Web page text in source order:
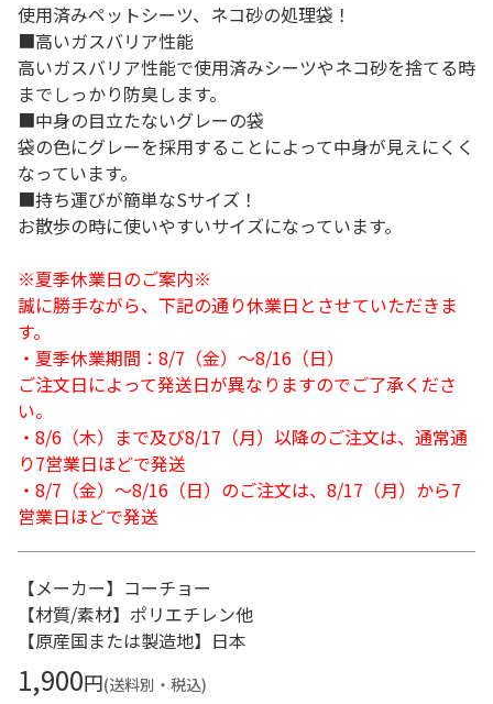
使用済みペットシーツ、ネコ砂の処理袋！
■高いガスバリア性能
高いガスバリア性能で使用済みシーツやネコ砂を捨てる時
までしっかり防臭します。
■中身の目立たないグレーの袋
袋の色にグレーを採用することによって中身が見えにくく
なっています。
■持ち運びが簡単なSサイズ！
お散歩の時に使いやすいサイズになっています。
※夏季休業日のご案内※
誠に勝手ながら、下記の通り休業日とさせていただきま
す。
・夏季休業期間：8/7（金）～8/16（日）
ご注文日によって発送日が異なりますのでご了承くださ
い。
・8/6（木）まで及び8/17（月）以降のご注文は、通常通
り7営業日ほどで発送
・8/7（金）～8/16（日）のご注文は、8/17（月）から7
営業日ほどで発送
【メーカー】コーチョー
【材質/素材】ポリエチレン他
【原産国または製造地】日本
1,900円(送料別・税込)